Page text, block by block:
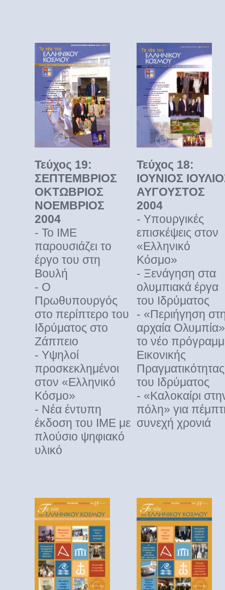
Τεύχος 19:
ΣΕΠΤΕΜΒΡΙΟΣ
ΟΚΤΩΒΡΙΟΣ
ΝΟΕΜΒΡΙΟΣ
2004
- Το ΙΜΕ
παρουσιάζει το
έργο του στη
Βουλή
- Ο
Πρωθυπουργός
στο περίπτερο του
Ιδρύματος στο
Ζάππειο
- Υψηλοί
προσκεκλημένοι
στον «Ελληνικό
Κόσμο»
- Νέα έντυπη
έκδοση του ΙΜΕ με
πλούσιο ψηφιακό
υλικό
Τεύχος 18:
ΙΟΥΝΙΟΣ
ΑΥΓΟΥΣΤΟΣ
2004
- Υπουργικές
επισκέψεις στον
«Ελληνικό
Κόσμο»
- Ξενάγηση στα
ολυμπιακά έργα
του Ιδρύματος
- «Περιήγηση
αρχαία
το νέο
Εικονικής
Πραγματικότητας
του Ιδρύματος
- «Καλοκαίρι
πόλη» για
συνεχή χρονιά